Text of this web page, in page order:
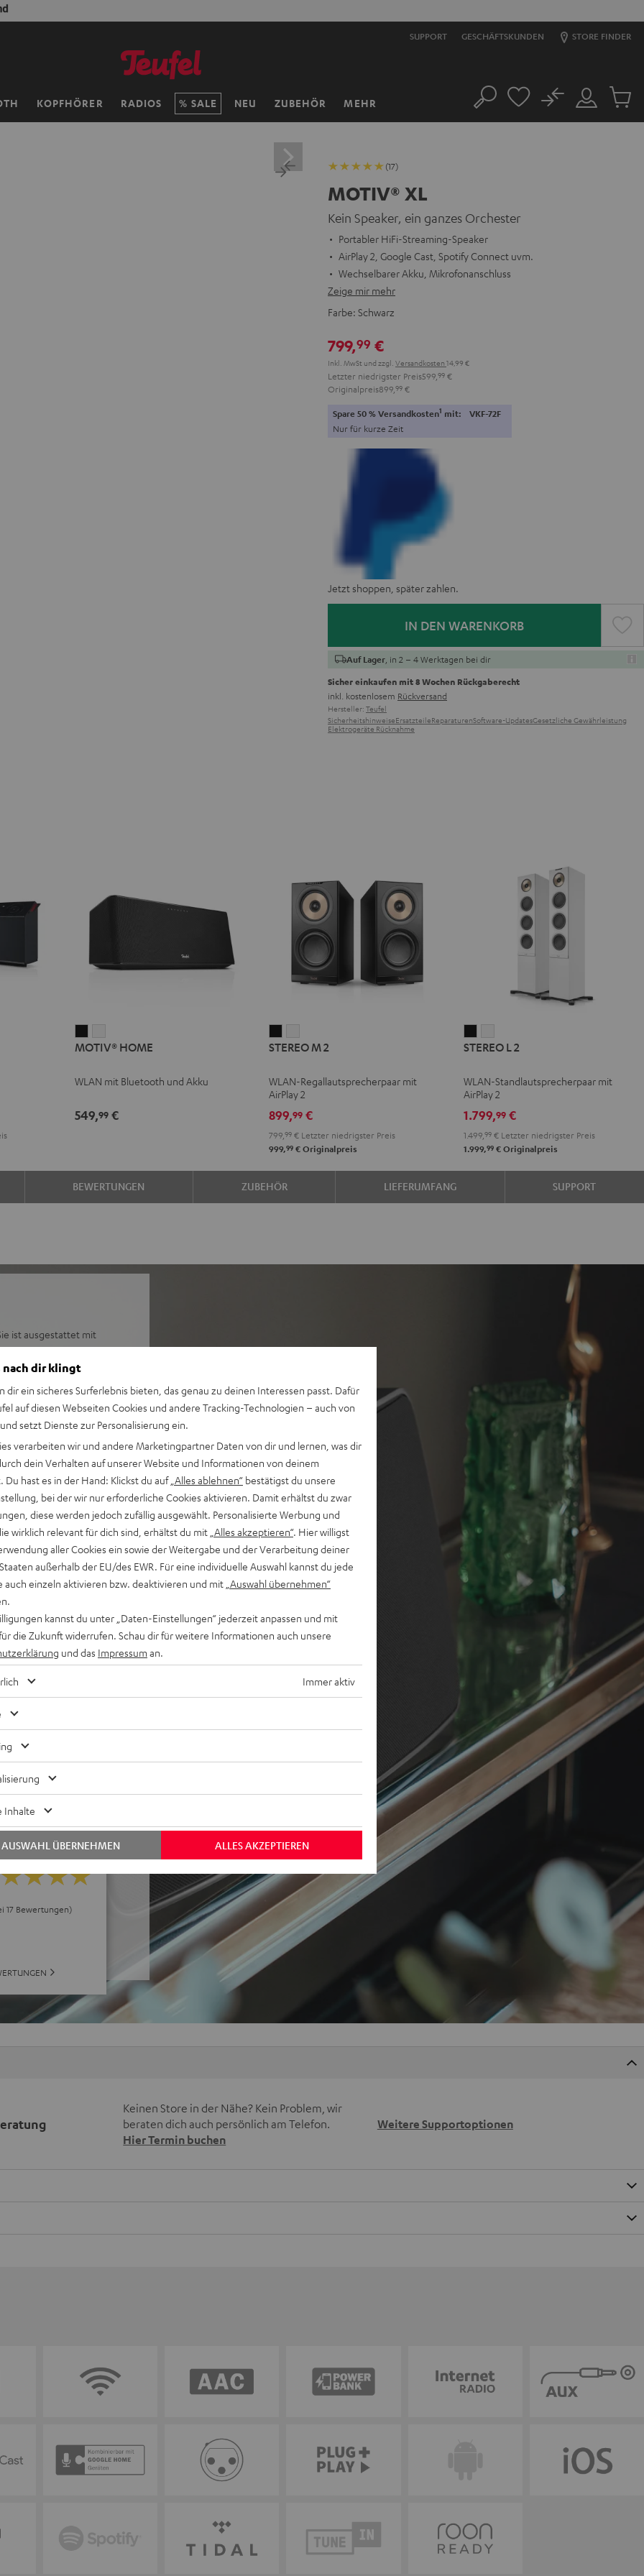
sparen mit
SUPPORT GESCHÄFTSKUNDEN STORE FINDER
KOPFHÖRER RADIOS SALE NEU ZUBEHÖR MEHR Suche
Mein
Konto
No
Artikel
(17)
MOTIV® XL
Kein Speaker, ein ganzes Orchester
Portabler HiFi-Streaming-Speaker
AirPlay 2, Google Cast, Spotify Connect uvm.
Wechselbarer Akku, Mikrofonanschluss
Zeige mir mehr
Farbe: Schwarz
799,99 €
Inkl. MwSt und zzgl. Versandkosten 14,99 €
Letzter niedrigster Preis599, 99 €
Originalpreis899, 99 €
Spare 50 % Versandkosten1 mit: VKF-72F
Nur für kurze Zeit
Jetzt shoppen, später zahlen.
IN DEN WARENKORB
Auf Lager , in 2 – 4 Werktagen bei dir
Sicher einkaufen mit 8 Wochen Rückgaberecht
inkl. kostenlosem Rückversand
Hersteller: Teufel
SicherheitshinweiseErsatzteileReparaturenSoftware-UpdatesGesetzliche Gewährleistung
Elektrogeräte Rücknahme
HOMEHOME
MOTIV® HOME
WLAN mit Bluetooth und Akku
549,99€
M
Schwarz
M
Weiß
STEREO M 2
WLAN-Regallautsprecherpaar mit
AirPlay 2
899,99 €
799,99 € Letzter niedrigster Preis
999,99 € Originalpreis
L
Schwarz
L
Weiß
STEREO L 2
WLAN-Standlautsprecherpaar mit
AirPlay 2
1.799,99 €
1.499,99 € Letzter niedrigster Preis
1.999,99 € Originalpreis
BEWERTUNGEN ZUBEHÖR LIEFERUMFANG SUPPORT
ist ausgestattet mit
einrichten und
XL überall hin.
und erstklassigem
TIDAL Connect,
aus fast allen Musik-Apps
deiner Musiksammlung
und vieles
2 oder Google Cast
aus Kevlar für
Class-D-Endstufe
zu 103 dB SPL,
nach IEC-Norm,
automatisches
Powerbank-
/ Raumfeld Serie
17 Bewertungen)
Keinen Store in der Nähe? Kein Problem, wir
beraten dich auch persönlich am Telefon.
Hier Termin buchen
Weitere Supportoptionen
nach dir klingt
dir ein sicheres Surferlebnis bieten, das genau zu deinen Interessen passt. Dafür
auf diesen Webseiten Cookies und andere Tracking-Technologien – auch von
setzt Dienste zur Personalisierung ein.
verarbeiten wir und andere Marketingpartner Daten von dir und lernen, was dir
dein Verhalten auf unserer Website und Informationen von deinem
Du hast es in der Hand: Klickst du auf „Alles ablehnen“ bestätigst du unsere
bei der wir nur erforderliche Cookies aktivieren. Damit erhältst du zwar
diese werden jedoch zufällig ausgewählt. Personalisierte Werbung und
wirklich relevant für dich sind, erhältst du mit „Alles akzeptieren“. Hier willigst
aller Cookies ein sowie der Weitergabe und der Verarbeitung deiner
außerhalb der EU/des EWR. Für eine individuelle Auswahl kannst du jede
auch einzeln aktivieren bzw. deaktivieren und mit „Auswahl übernehmen“
kannst du unter „Daten-Einstellungen“ jederzeit anpassen und mit
die Zukunft widerrufen. Schau dir für weitere Informationen auch unsere
und das Impressum an.
Immer aktiv
Inhalte
ALLES AKZEPTIEREN
AUSWAHL ÜBERNEHMEN